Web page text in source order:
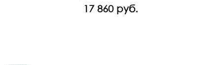
17 860 руб.